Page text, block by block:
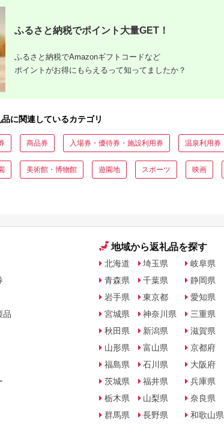
品も紹介
ふるさと納税でポイント大量GET！
ふるさと納税でAmazonギフトコードなど
ポイントがお得にもらえるって知ってましたか？
に関連しているカテゴリ
商品券 入場券・優待券・施設利用券 温泉利用券
美術館・博物館 遊園地 スポーツ 映画
品
地域から返礼品を探す
北海道
青森県
岩手県
宮城県
秋田県
山形県
福島県
茨城県
栃木県
群馬県
埼玉県
千葉県
東京都
神奈川県
新潟県
富山県
石川県
福井県
山梨県
長野県
岐阜県
静岡県
愛知県
三重県
滋賀県
京都府
大阪府
兵庫県
奈良県
和歌山県